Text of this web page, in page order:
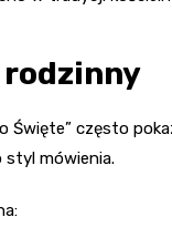
Święte” często
styl mówienia.